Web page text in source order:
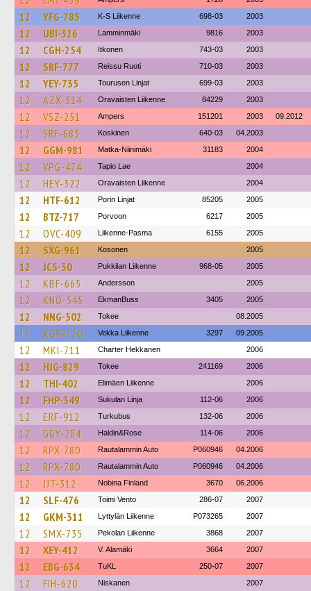
12 YFG-785 K-S Liikenne 698-03 2003
12 UBI-326 Lamminmäki 9816 2003
12 CGH-254 Itkonen 743-03 2003
12 SRF-777 Reissu Ruoti 710-03 2003
12 YEY-735 Tourusen Linjat 699-03 2003
12 AZX-314 Oravaisten Liikenne 84229 2003
12 VSZ-251 Ampers 151201 2003 09.2012
12 SRF-683 Koskinen 640-03 04.2003
12 GGM-981 Matka-Niinimäki 31183 2004
12 VPG-474 Tapio Lae 2004
12 HEY-322 Oravaisten Liikenne 2004
12 HTF-612 Porin Linjat 85205 2005
12 BTZ-717 Porvoon 6217 2005
12 OVC-409 Liikenne-Pasma 6155 2005
12 SXG-961 Kosonen 2005
12 JCS-30 Pukkilan Liikenne 968-05 2005
12 KBF-665 Andersson 2005
12 KNO-545 EkmanBuss 3405 2005
12 NNG-502 Tokee 08.2005
12 XOB-150 Vekka Liikenne 3297 09.2005
12 MKI-711 Charter Hekkanen 2006
12 HJG-829 Tokee 241169 2006
12 THI-402 Elimäen Liikenne 2006
12 FHP-349 Sukulan Linja 112-06 2006
12 ERF-912 Turkubus 132-06 2006
12 GGY-284 Haldin&Rose 114-06 2006
12 RPX-780 Rautalammin Auto P060946 04.2006
12 RPX-780 Rautalammin Auto P060946 04.2006
12 JJT-312 Nobina Finland 3670 06.2006
12 SLF-476 Toimi Vento 286-07 2007
12 GKM-311 Lyttylän Liikenne P073265 2007
12 SMX-735 Pekolan Liikenne 3868 2007
12 XEY-412 V. Alamäki 3664 2007
12 EBG-634 TuKL 250-07 2007
12 FIH-620 Niskanen 2007